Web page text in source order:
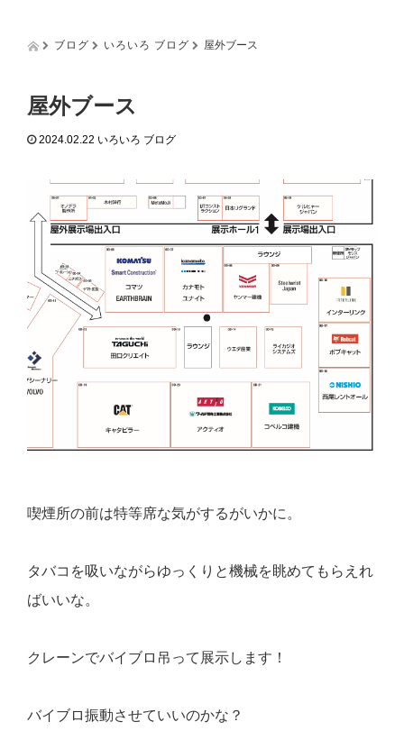
t
ブログ いろいろ ブログ 屋外ブース
屋外ブース
2024.02.22 いろいろ ブログ
喫煙所の前は特等席な気がするがいかに。
タバコを吸いながらゆっくりと機械を眺めてもらえれ
ばいいな。
クレーンでバイブロ吊って展示します！
バイブロ振動させていいのかな？